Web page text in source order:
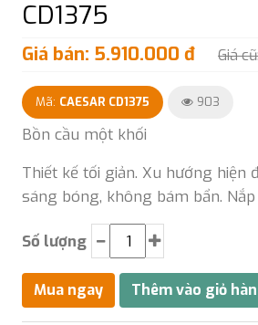
CD1375
Giá bán: 5.910.000 đ Giá
Mã: CAESAR CD1375 903
Bồn cầu một khối
Thiết kế tối giản. Xu hướng hiện
sáng bóng, không bám bẩn.
Số lượng